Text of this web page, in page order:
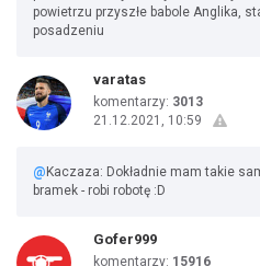
powietrzu przyszłe babole Anglika,
posadzeniu
varatas
komentarzy: 3013
21.12.2021, 10:59
@ Kaczaza: Dokładnie mam takie
bramek - robi robotę :D
Gofer999
komentarzy: 15916